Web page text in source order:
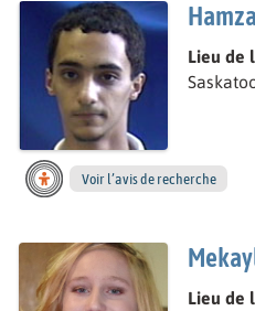
Lieu de
Voir l’avis de recherche
Lieu de